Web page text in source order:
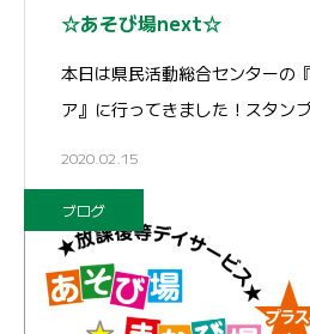
☆あそび場next☆
本日は県民活動総合センターの
ア』に行ってきました！スタン
2020.02.15
ブログ